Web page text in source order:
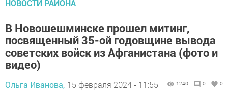
НОВОСТИ РАЙОНА
В Новошешминске прошел митинг,
посвященный 35-ой годовщине вывода
советских войск из Афганистана (фото и
видео)
Ольга Иванова, 15 февраля 2024 - 11:55 1240 0 0